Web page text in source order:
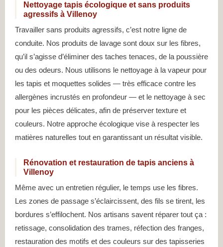
Nettoyage tapis écologique et sans produits
agressifs à Villenoy
Travailler sans produits agressifs, c’est notre ligne de
conduite. Nos produits de lavage sont doux sur les fibres,
qu’il s’agisse d’éliminer des taches tenaces, de la poussière
ou des odeurs. Nous utilisons le nettoyage à la vapeur pour
les tapis et moquettes solides — très efficace contre les
allergènes incrustés en profondeur — et le nettoyage à sec
pour les pièces délicates, afin de préserver texture et
couleurs. Notre approche écologique vise à respecter les
matières naturelles tout en garantissant un résultat visible.
Rénovation et restauration de tapis anciens à
Villenoy
Même avec un entretien régulier, le temps use les fibres.
Les zones de passage s’éclaircissent, des fils se tirent, les
bordures s’effilochent. Nos artisans savent réparer tout ça :
retissage, consolidation des trames, réfection des franges,
restauration des motifs et des couleurs sur des tapisseries